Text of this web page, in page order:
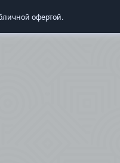
офертой.